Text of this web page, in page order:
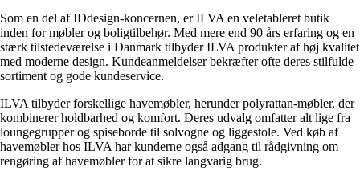
Som en del af IDdesign-koncernen, er ILVA en veletableret butik
inden for møbler og boligtilbehør. Med mere end 90 års erfaring og en
stærk tilstedeværelse i Danmark tilbyder ILVA produkter af høj kvalitet
med moderne design. Kundeanmeldelser bekræfter ofte deres stilfulde
sortiment og gode kundeservice.
ILVA tilbyder forskellige havemøbler, herunder polyrattan-møbler, der
kombinerer holdbarhed og komfort. Deres udvalg omfatter alt lige fra
loungegrupper og spiseborde til solvogne og liggestole. Ved køb af
havemøbler hos ILVA har kunderne også adgang til rådgivning om
rengøring af havemøbler for at sikre langvarig brug.